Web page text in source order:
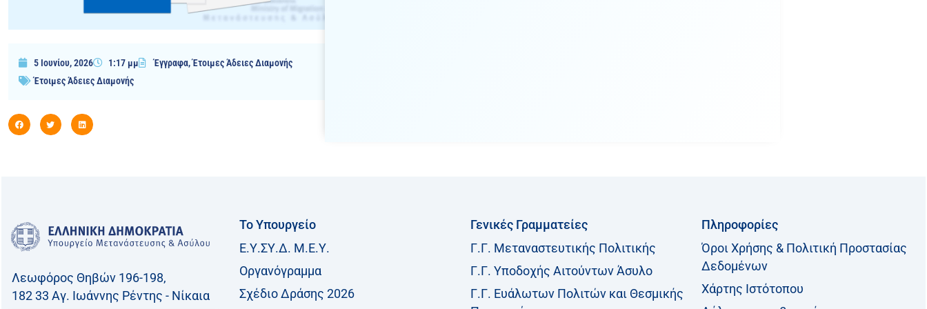
5 Ιουνίου, 2026 1:17 μμ Έγγραφα,Έτοιμες Άδειες Διαμονής
Έτοιμες Άδειες Διαμονής
Λεωφόρος Θηβών 196-198,
182 33 Aγ. Ιωάννης Ρέντης - Νίκαια
Το Υπουργείο
Ε.Υ.ΣΥ.Δ. Μ.Ε.Υ.
Οργανόγραμμα
Σχέδιο Δράσης 2026
Γενικές Γραμματείες
Γ.Γ. Μεταναστευτικής Πολιτικής
Γ.Γ. Υποδοχής Αιτούντων Άσυλο
Γ.Γ. Ευάλωτων Πολιτών και Θεσμικής
Πληροφορίες
Όροι Χρήσης & Πολιτική Προστασίας
Δεδομένων
Χάρτης Ιστότοπου